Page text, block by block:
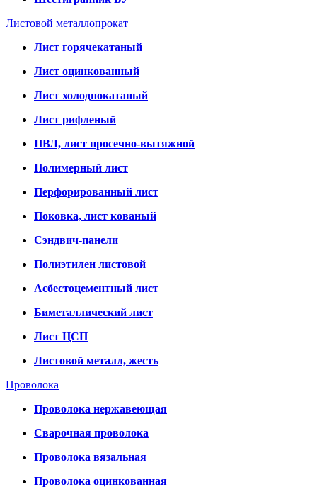
Листовой металлопрокат
Лист горячекатаный
Лист оцинкованный
Лист холоднокатаный
Лист рифленый
ПВЛ, лист просечно-вытяжной
Полимерный лист
Перфорированный лист
Поковка, лист кованый
Сэндвич-панели
Полиэтилен листовой
Асбестоцементный лист
Биметаллический лист
Лист ЦСП
Листовой металл, жесть
Проволока
Проволока нержавеющая
Сварочная проволока
Проволока вязальная
Проволока оцинкованная